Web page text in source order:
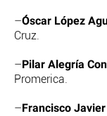
–Óscar López
Cruz.
–Pilar Alegría
Promerica.
–Francisco